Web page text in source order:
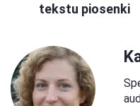
tekstu piosenki